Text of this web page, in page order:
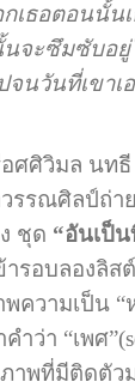
เธอตอนนั้น
นจะซึมซับอ
นวันที่เขาเ
ศศิวิมล นทธี
รรณศิลป์ถ่า
ชุด “อันเป็
รอบลองลิส
ความเป็น
ำว่า “เพศ
พที่มีติดตัวม